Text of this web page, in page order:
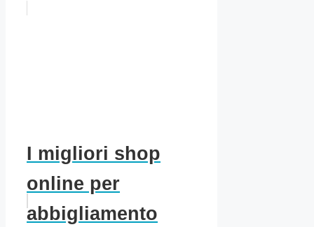
I migliori shop
online per
abbigliamento